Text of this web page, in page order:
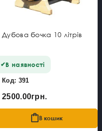
а з часом стає
Дубова бочка 10 літрів
В наявності
Код: 391
2500.00грн.
В кошик